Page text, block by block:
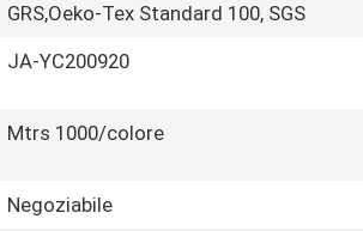
GRS,Oeko-Tex Standard 100, SGS
JA-YC200920
Mtrs 1000/colore
Negoziabile